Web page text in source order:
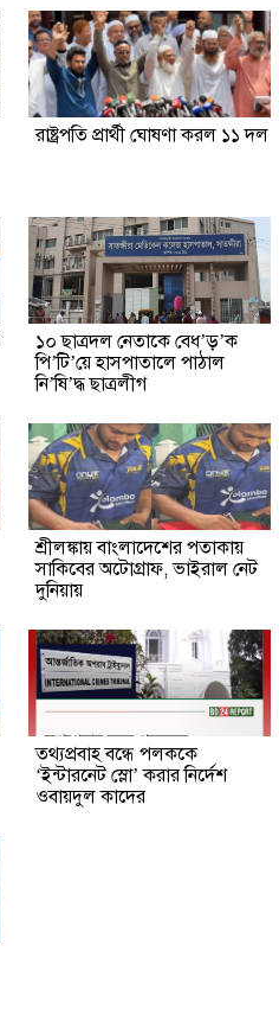
রাষ্ট্রপতি প্রার্থী ঘোষণা করল ১১ দল
১০ ছাত্রদল নেতাকে বেধ’ড়’ক
পি’টি’য়ে হাসপাতালে পাঠাল
নি’ষি’দ্ধ ছাত্রলীগ
শ্রীলঙ্কায় বাংলাদেশের পতাকায়
সাকিবের অটোগ্রাফ, ভাইরাল নেট
দুনিয়ায়
তথ্যপ্রবাহ বন্ধে পলককে
‘ইন্টারনেট স্লো’ করার নির্দেশ
ওবায়দুল কাদের